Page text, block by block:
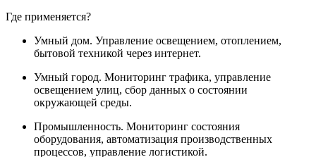
Где применяется?
Умный дом. Управление освещением, отоплением,
бытовой техникой через интернет.
Умный город. Мониторинг трафика, управление
освещением улиц, сбор данных о состоянии
окружающей среды.
Промышленность. Мониторинг состояния
оборудования, автоматизация производственных
процессов, управление логистикой.